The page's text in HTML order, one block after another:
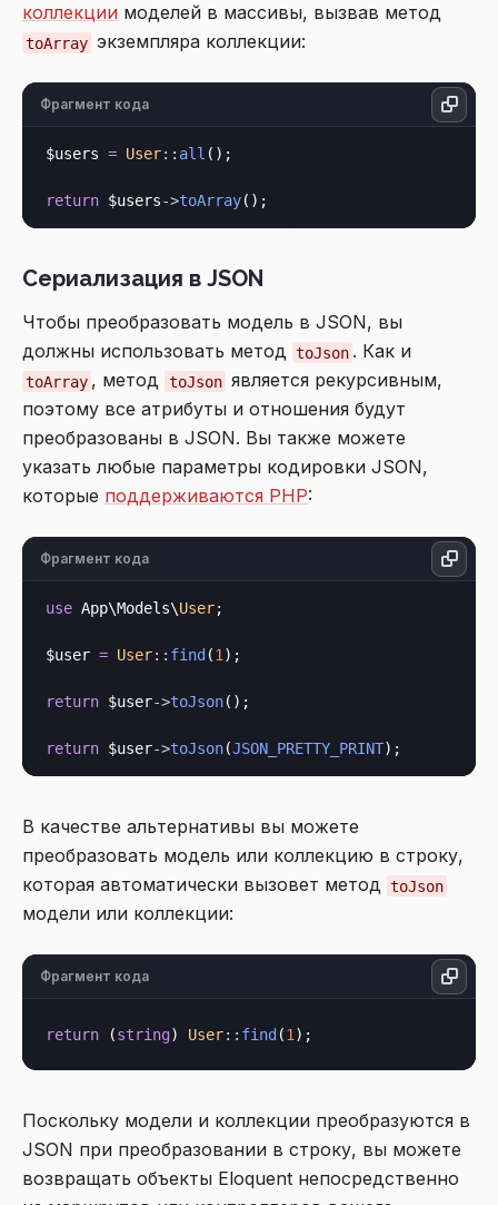
коллекции моделей в массивы, вызвав метод
toArray экземпляра коллекции:
Фрагмент кода
$users = User:: all ();
return $users->toArray
Сериализация в JSON
Чтобы преобразовать модель в JSON, вы
должны использовать метод toJson . Как и
toArray , метод toJson является рекурсивным,
поэтому все атрибуты и отношения будут
преобразованы в JSON. Вы также можете
указать любые параметры кодировки JSON,
которые поддерживаются PHP:
Фрагмент кода
use App\Models\User;
$user = User:: find (1);
return $user->toJson();
return $user->toJson(JSON_PRETTY_PRINT
В качестве альтернативы вы можете
преобразовать модель или коллекцию в строку,
которая автоматически вызовет метод toJson
модели или коллекции:
Фрагмент кода
return (string) User:: find (1
Поскольку модели и коллекции преобразуются в
JSON при преобразовании в строку, вы можете
возвращать объекты Eloquent непосредственно